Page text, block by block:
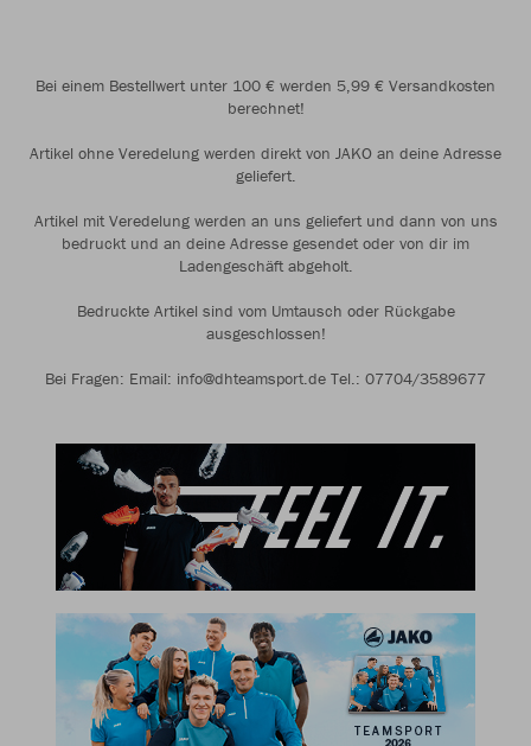
Bei einem Bestellwert unter 100 € werden 5,99 € Versandkosten
berechnet!
Artikel ohne Veredelung werden direkt von JAKO an deine Adresse
geliefert.
Artikel mit Veredelung werden an uns geliefert und dann von uns
bedruckt und an deine Adresse gesendet oder von dir im
Ladengeschäft abgeholt.
Bedruckte Artikel sind vom Umtausch oder Rückgabe
ausgeschlossen!
Bei Fragen: Email: info@dhteamsport.de Tel.: 07704/3589677